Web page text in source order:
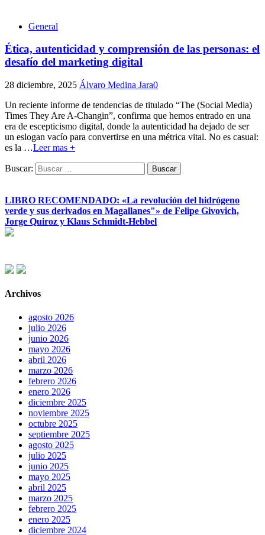
General
Ética, autenticidad y comprensión de las personas: el
desafío del marketing digital
28 diciembre, 2025 Álvaro Medina Jara0
Un reciente informe de tendencias de titulado “The (Social Media)
Times They Are A-Changin”, confirma que hemos entrado en una
era de escepticismo digital, donde la autenticidad ha dejado de ser
un eslogan vacío para convertirse en una métrica vital. No es casual:
es la …Leer mas +
Buscar:
LIBRO RECOMENDADO: «La revolución del hidrógeno
verde y sus derivados en Magallanes"» de Felipe Givovich,
Jorge Quiroz y Klaus Schmidt-Hebbel
Archivos
agosto 2026
julio 2026
junio 2026
mayo 2026
abril 2026
marzo 2026
febrero 2026
enero 2026
diciembre 2025
noviembre 2025
octubre 2025
septiembre 2025
agosto 2025
julio 2025
junio 2025
mayo 2025
abril 2025
marzo 2025
febrero 2025
enero 2025
diciembre 2024